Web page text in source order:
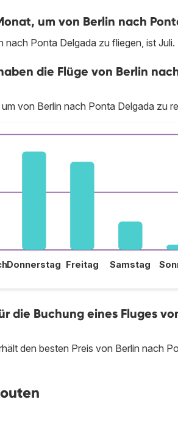
um von Berlin nach
nach Ponta Delgada zu fliegen, ist Juli.
die Flüge von Berlin
von Berlin nach Ponta Delgada zu
Donnerstag Freitag Samstag
die Buchung eines Fluges
den besten Preis von Berlin nach